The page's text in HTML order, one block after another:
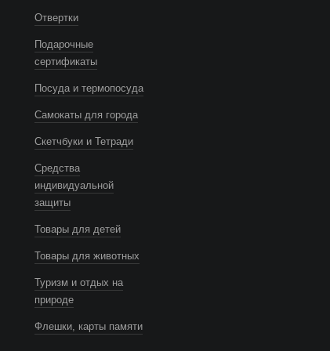
Отвертки
Подарочные
сертификаты
Посуда и термопосуда
Самокаты для города
Скетчбуки и Тетради
Средства
индивидуальной
защиты
Товары для детей
Товары для животных
Туризм и отдых на
природе
Флешки, карты памяти